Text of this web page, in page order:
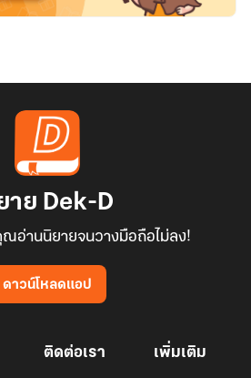
าย Dek-D
ณอ่านนิยายจนวางมือถือไม่ลง!
ดาวน์โหลดแอป
ติดต่อเรา เพิ่มเติม